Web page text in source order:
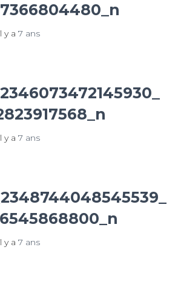
y a 7 ans
y a 7 ans
y a 7 ans